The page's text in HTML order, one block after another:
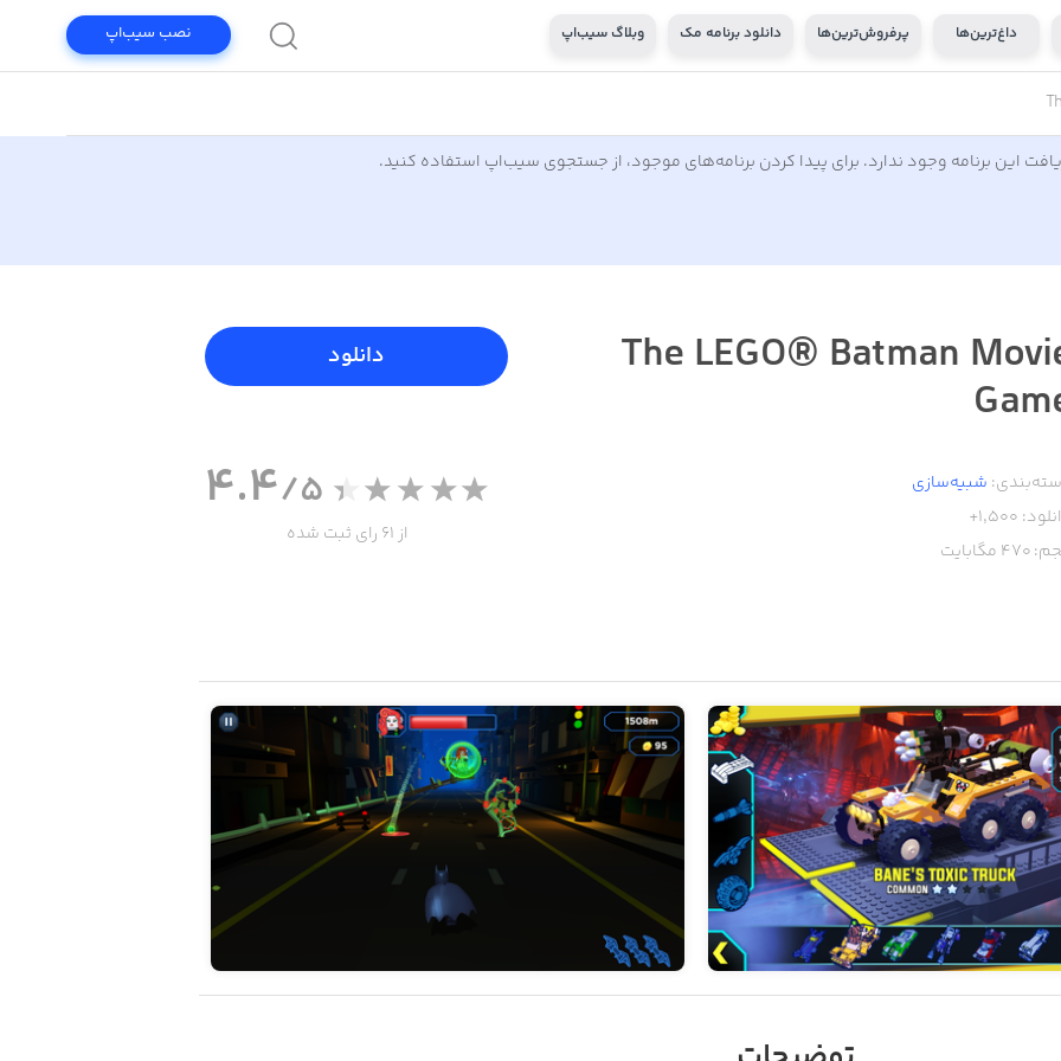
داغ‌ترین‌ها پرفروش‌ترین‌ها دانلود برنامه مک وبلاگ سیب‌اپ نصب سیب‌اپ
این برنامه وجود ندارد. برای پیدا کردن برنامه‌های موجود، از جستجوی سیب‌اپ استفاده کنید.
The LEGO® Batman
شبیه‌سازی
1,500+
470 مگابایت
دانلود
4.4/5
از 61 رای ثبت شده